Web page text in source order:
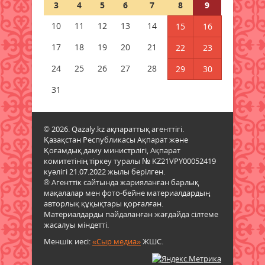
«Таза Қазақстан» жалпыұлттық
экологиялық акциясы аясында
сенбілік өтті
09 тамыз 2026 ж.
Қазалы қаласында жаңа спорт
алаңы ашылды
+43 градусқа дейін ысиды: 9
тамызда ауа райы қандай
болады?
08 тамыз 2026 ж. 75
Грант қалай бөлінеді:
министрлік талапкерлердің жиі
қоятын сұрақтарына жауап берді
3
4 5 6 7 8
9
10
11 12 13 14 15
16
17
18 19 20 21 22
23
24
25 26 27 28 29
30
31
© 2026. Qazaly.kz ақпараттық агенттігі.
Қазақстан Республикасы Ақпарат және
Қоғамдық даму министрлігі, Ақпарат
комитетінің тіркеу туралы № KZ21VPY00052419
куәлігі 21.07.2022 жылы берілген.
® Агенттік сайтында жарияланған барлық
мақалалар мен фото-бейне материалдардың
авторлық құқықтары қорғалған.
Материалдарды пайдаланған жағдайда сілтеме
жасалуы міндетті.
Меншік иесі:«Сыр медиа»ЖШС.